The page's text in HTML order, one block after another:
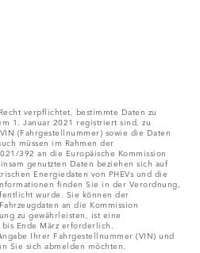
verpflichtet, bestimmte Daten zu
1. Januar 2021 registriert sind, zu
(Fahrgestellnummer) sowie die Daten
müssen im Rahmen der
392 an die Europäische Kommission
genutzten Daten beziehen sich auf
Energiedaten von PHEVs und die
finden Sie in der Verordnung,
wurde. Sie können der
an die Kommission
zu gewährleisten, ist eine
Ende März erforderlich.
Ihrer Fahrgestellnummer (VIN) und
Sie sich abmelden möchten.